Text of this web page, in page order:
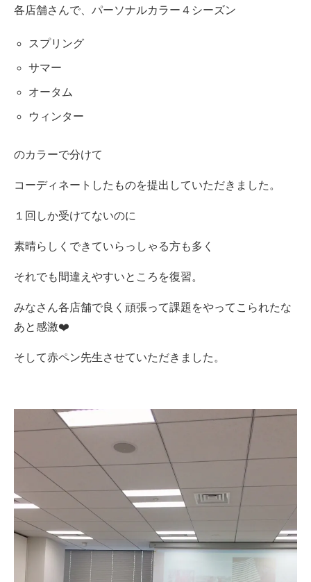
各店舗さんで、パーソナルカラー４シーズン
スプリング
サマー
オータム
ウィンター
のカラーで分けて
コーディネートしたものを提出していただきました。
１回しか受けてないのに
素晴らしくできていらっしゃる方も多く
それでも間違えやすいところを復習。
みなさん各店舗で良く頑張って課題をやってこられたな
あと感激❤️
そして赤ペン先生させていただきました。